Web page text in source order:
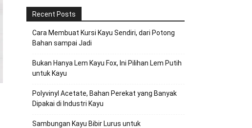
Recent Posts
Cara Membuat Kursi Kayu Sendiri, dari Potong
Bahan sampai Jadi
Bukan Hanya Lem Kayu Fox, Ini Pilihan Lem Putih
untuk Kayu
Polyvinyl Acetate, Bahan Perekat yang Banyak
Dipakai di Industri Kayu
Sambungan Kayu Bibir Lurus untuk